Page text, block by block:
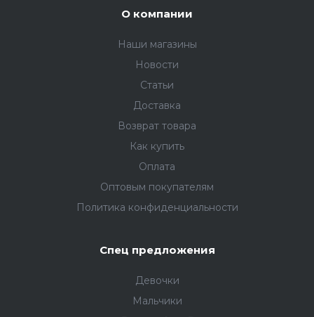
О компании
Наши магазины
Новости
Статьи
Доставка
Возврат товара
Как купить
Оплата
Оптовым покупателям
Политика конфиденциальности
Спец предложения
Девочки
Мальчики